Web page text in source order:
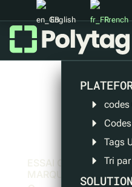
codes
Tags
Tri
English French
ESSAI GRATUIT DE 6